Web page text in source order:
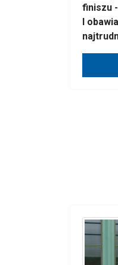
finiszu
I